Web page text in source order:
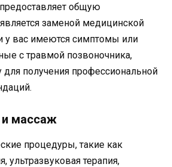
общую
заменой медицинской
у вас имеются симптомы или
с травмой позвоночника,
для получения профессиональной
и массаж
процедуры, такие как
ультразвуковая терапия,